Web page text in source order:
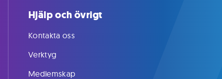
Hjälp och övrigt
Kontakta oss
Verktyg
Medlemskap